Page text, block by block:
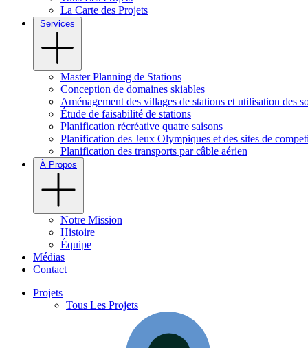
La Carte des Projets
Services
Master Planning de Stations
Conception de domaines skiables
Aménagement des villages de stations et utilisation des
Étude de faisabilité de stations
Planification récréative quatre saisons
Planification des Jeux Olympiques et des sites de
Planification des transports par câble aérien
À Propos
Notre Mission
Histoire
Équipe
Médias
Contact
Projets
Tous Les Projets